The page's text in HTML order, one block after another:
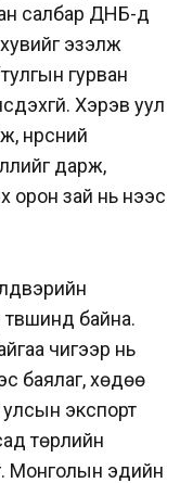
салбар ДНБ-д
хувийг эзэлж
гурван
Хэрэв уул
нүүрсний
дарж,
зай нь үүнээс
байна.
чигээр нь
баялаг, хөдөө
улсын экспорт
төрлийн
Монголын эдийн